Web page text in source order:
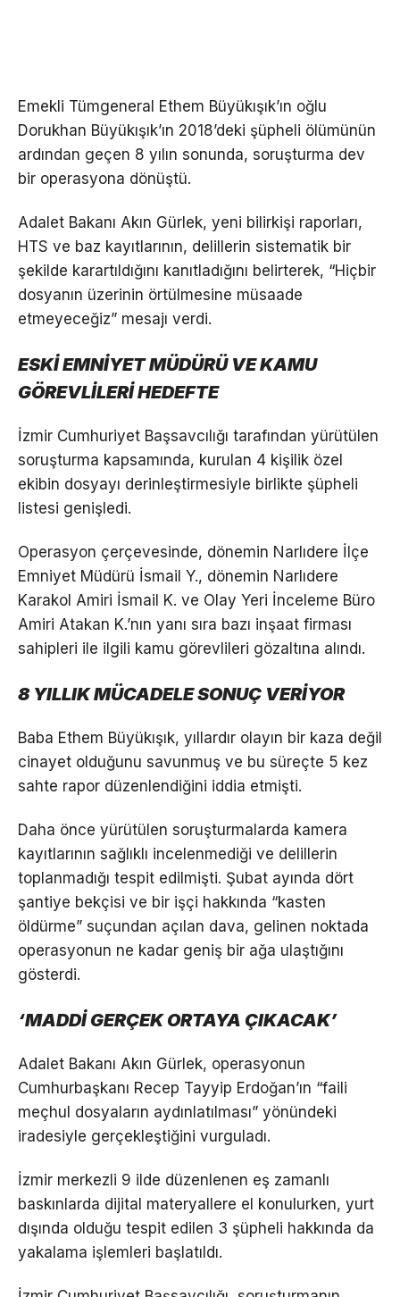
Emekli Tümgeneral Ethem Büyükışık’ın oğlu
Dorukhan Büyükışık’ın 2018’deki şüpheli ölümünün
ardından geçen 8 yılın sonunda, soruşturma dev
bir operasyona dönüştü.
Adalet Bakanı Akın Gürlek, yeni bilirkişi raporları,
HTS ve baz kayıtlarının, delillerin sistematik bir
şekilde karartıldığını kanıtladığını belirterek, “Hiçbir
dosyanın üzerinin örtülmesine müsaade
etmeyeceğiz” mesajı verdi.
ESKİ EMNİYET MÜDÜRÜ VE KAMU
GÖREVLİLERİ HEDEFTE
İzmir Cumhuriyet Başsavcılığı tarafından yürütülen
soruşturma kapsamında, kurulan 4 kişilik özel
ekibin dosyayı derinleştirmesiyle birlikte şüpheli
listesi genişledi.
Operasyon çerçevesinde, dönemin Narlıdere İlçe
Emniyet Müdürü İsmail Y., dönemin Narlıdere
Karakol Amiri İsmail K. ve Olay Yeri İnceleme Büro
Amiri Atakan K.’nın yanı sıra bazı inşaat firması
sahipleri ile ilgili kamu görevlileri gözaltına alındı.
8 YILLIK MÜCADELE SONUÇ VERİYOR
Baba Ethem Büyükışık, yıllardır olayın bir kaza değil
cinayet olduğunu savunmuş ve bu süreçte 5 kez
sahte rapor düzenlendiğini iddia etmişti.
Daha önce yürütülen soruşturmalarda kamera
kayıtlarının sağlıklı incelenmediği ve delillerin
toplanmadığı tespit edilmişti. Şubat ayında dört
şantiye bekçisi ve bir işçi hakkında “kasten
öldürme” suçundan açılan dava, gelinen noktada
operasyonun ne kadar geniş bir ağa ulaştığını
gösterdi.
‘MADDİ GERÇEK ORTAYA ÇIKACAK’
Adalet Bakanı Akın Gürlek, operasyonun
Cumhurbaşkanı Recep Tayyip Erdoğan’ın “faili
meçhul dosyaların aydınlatılması” yönündeki
iradesiyle gerçekleştiğini vurguladı.
İzmir merkezli 9 ilde düzenlenen eş zamanlı
baskınlarda dijital materyallere el konulurken, yurt
dışında olduğu tespit edilen 3 şüpheli hakkında da
yakalama işlemleri başlatıldı.